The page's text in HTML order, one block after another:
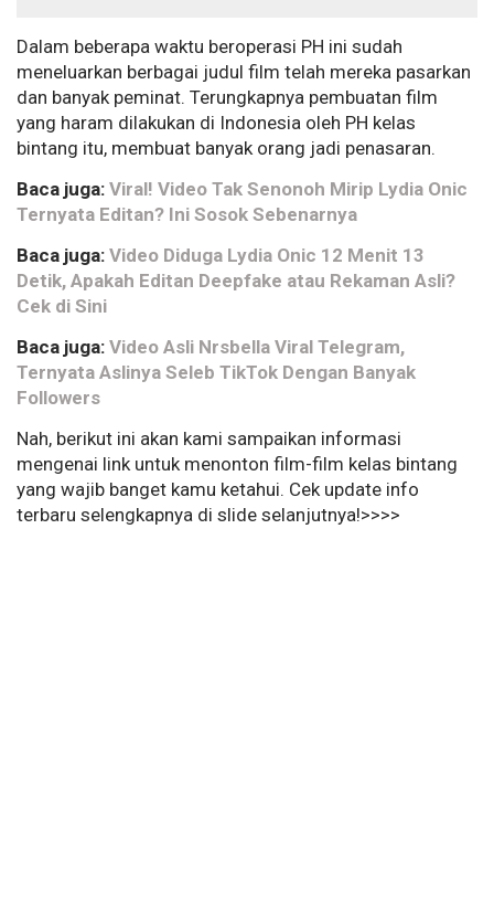
Dalam beberapa waktu beroperasi PH ini sudah
meneluarkan berbagai judul film telah mereka pasarkan
dan banyak peminat. Terungkapnya pembuatan film
yang haram dilakukan di Indonesia oleh PH kelas
bintang itu, membuat banyak orang jadi penasaran.
Baca juga: Viral! Video Tak Senonoh Mirip Lydia Onic
Ternyata Editan? Ini Sosok Sebenarnya
Baca juga: Video Diduga Lydia Onic 12 Menit 13
Detik, Apakah Editan Deepfake atau Rekaman Asli?
Cek di Sini
Baca juga: Video Asli Nrsbella Viral Telegram,
Ternyata Aslinya Seleb TikTok Dengan Banyak
Followers
Nah, berikut ini akan kami sampaikan informasi
mengenai link untuk menonton film-film kelas bintang
yang wajib banget kamu ketahui. Cek update info
terbaru selengkapnya di slide selanjutnya!>>>>